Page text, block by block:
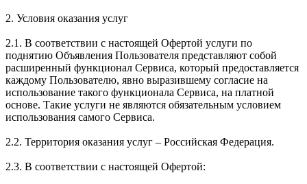
2. Условия оказания услуг
2.1. В соответствии с настоящей Офертой услуги по
поднятию Объявления Пользователя представляют собой
расширенный функционал Сервиса, который предоставляется
каждому Пользователю, явно выразившему согласие на
использование такого функционала Сервиса, на платной
основе. Такие услуги не являются обязательным условием
использования самого Сервиса.
2.2. Территория оказания услуг – Российская Федерация.
2.3. В соответствии с настоящей Офертой: